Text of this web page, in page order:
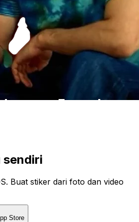
sendiri
Buat stiker dari foto dan video
Store